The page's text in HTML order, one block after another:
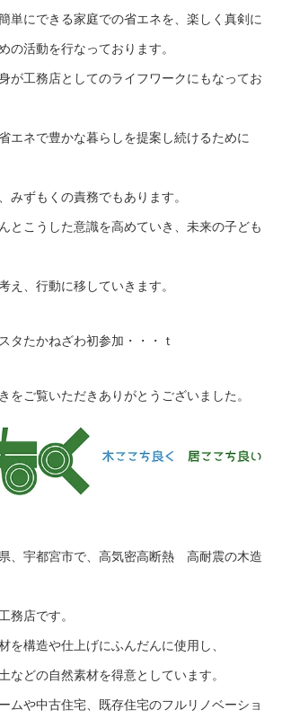
単にできる家庭での省エネを、楽しく真剣に
の活動を行なっております。
が工務店としてのライフワークにもなってお
エネで豊かな暮らしを提案し続けるために
みずもくの責務でもあります。
とこうした意識を高めていき、未来の子ども
え、行動に移していきます。
タたかねざわ初参加・・・ｔ
をご覧いただきありがとうございました。
、宇都宮市で、高気密高断熱 高耐震の木造
務店です。
を構造や仕上げにふんだんに使用し、
などの自然素材を得意としています。
ムや中古住宅、既存住宅のフルリノベーショ